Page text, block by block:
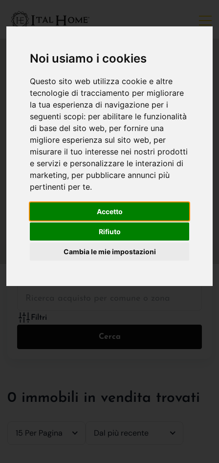
Noi usiamo i cookies
Questo sito web utilizza cookie e altre
tecnologie di tracciamento per migliorare
la tua esperienza di navigazione per i
seguenti scopi: per abilitare le funzionalità
di base del sito web, per fornire una
migliore esperienza sul sito web, per
misurare il tuo interesse nei nostri prodotti
e servizi e personalizzare le interazioni di
marketing, per pubblicare annunci più
pertinenti per te.
Accetto
Rifiuto
Cambia le mie impostazioni
Filtri
Cerca
0 immobili in vendita trovati
15 Per Pagina Dal più recente